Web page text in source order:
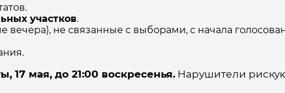
участков.
вечера), не связанные с выборами, с начала
17 мая, до 21:00 воскресенья. Нарушители